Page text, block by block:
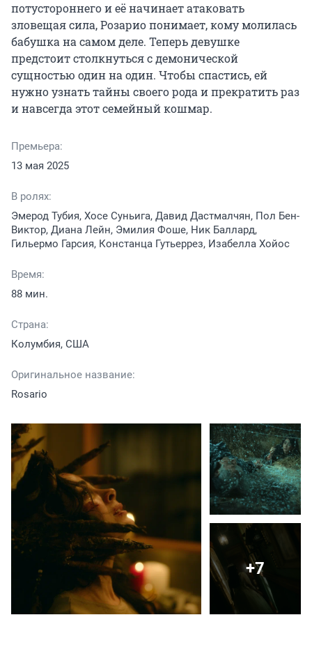
потустороннего и её начинает атаковать
зловещая сила, Розарио понимает, кому молилась
бабушка на самом деле. Теперь девушке
предстоит столкнуться с демонической
сущностью один на один. Чтобы спастись, ей
нужно узнать тайны своего рода и прекратить раз
и навсегда этот семейный кошмар.
Премьера:
13 мая 2025
В ролях:
Эмерод Тубия, Хосе Суньига, Давид Дастмалчян, Пол Бен-
Виктор, Диана Лейн, Эмилия Фоше, Ник Баллард,
Гильермо Гарсия, Констанца Гутьеррез, Изабелла Хойос
Время:
88 мин.
Страна:
Колумбия, США
Оригинальное название:
Rosario
+7